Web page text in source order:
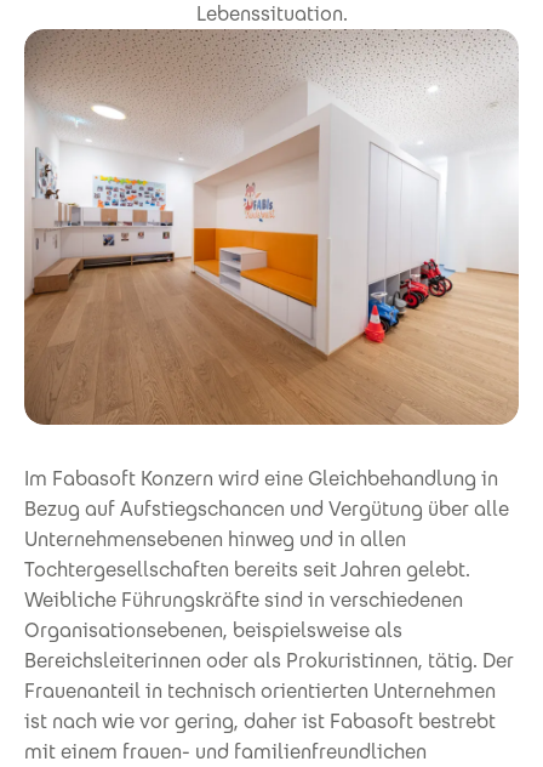
Lebenssituation.
Im Fabasoft Konzern wird eine Gleichbehandlung in
Bezug auf Aufstiegschancen und Vergütung über alle
Unternehmensebenen hinweg und in allen
Tochtergesellschaften bereits seit Jahren gelebt.
Weibliche Führungskräfte sind in verschiedenen
Organisationsebenen, beispielsweise als
Bereichsleiterinnen oder als Prokuristinnen, tätig. Der
Frauenanteil in technisch orientierten Unternehmen
ist nach wie vor gering, daher ist Fabasoft bestrebt
mit einem frauen- und familienfreundlichen